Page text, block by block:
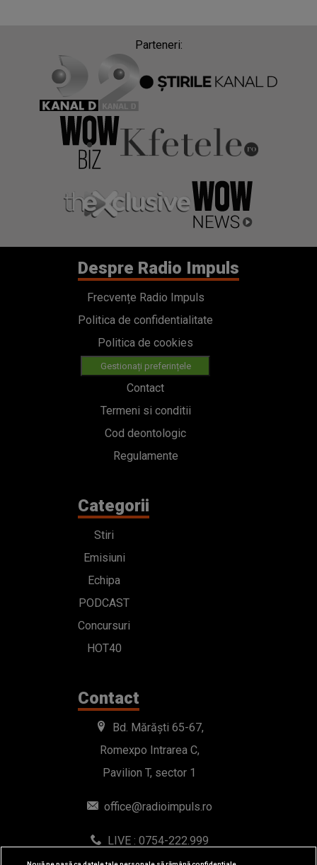
Parteneri:
Despre Radio Impuls
Frecvențe Radio Impuls
Politica de confidentialitate
Politica de cookies
Gestionați preferințele
Contact
Termeni si conditii
Cod deontologic
Regulamente
Categorii
Stiri
Emisiuni
Echipa
PODCAST
Concursuri
HOT40
Contact
Bd. Mărăști 65-67,
Romexpo Intrarea C,
Pavilion T, sector 1
office@radioimpuls.ro
LIVE : 0754-222.999